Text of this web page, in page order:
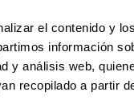
el contenido y
información
y análisis web,
recopilado a partir
variedades de lúpulo
Página
2 Página
3 ...
Páginas
79